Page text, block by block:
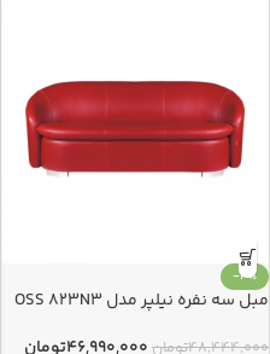
-3%
مبل سه نفره نیلپر مدل OSS 823N3
۴۸,۴۴۴,۰۰۰تومان ۴۶,۹۹۰,۰۰۰تومان